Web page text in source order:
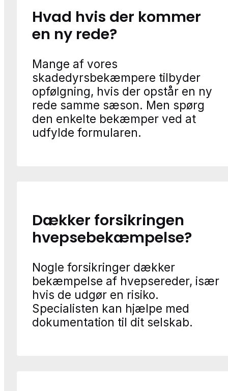
Hvad hvis der kommer
en ny rede?
Mange af vores
skadedyrsbekæmpere tilbyder
opfølgning, hvis der opstår en ny
rede samme sæson. Men spørg
den enkelte bekæmper ved at
udfylde formularen.
Dækker forsikringen
hvepsebekæmpelse?
Nogle forsikringer dækker
bekæmpelse af hvepsereder, især
hvis de udgør en risiko.
Specialisten kan hjælpe med
dokumentation til dit selskab.